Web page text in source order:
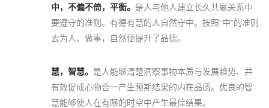
中，不偏不倚，平衡。 是人与他人建立长久共赢关系中
要遵守的准则。有德有慧的人自然守中。按照“中”的准则
去为人、做事，自然便提升了品德。
慧，智慧。 是人能够清楚洞察事物本质与发展趋势、并
有效促成心物合一产生预期结果的内在品质。优良的智
慧能够使人在有限的时空中产生最佳结果。